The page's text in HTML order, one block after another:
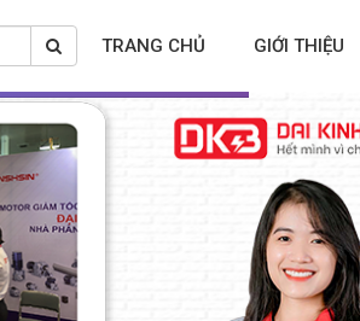
TRANG CHỦ GIỚI THIỆU